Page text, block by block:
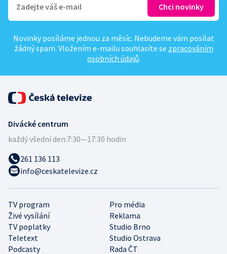
Novinky posíláme jednou za měsíc. Nebudeme vám posílat
žádný spam. Vložením e-mailu souhlasíte se zpracováním
osobních údajů.